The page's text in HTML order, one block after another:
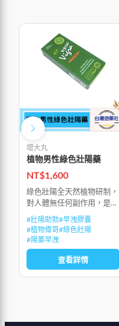
增大丸
植物男性綠色壯陽藥
NT$1,600
綠色壯陽全天然植物研制，
對人體無任何副作用，是男
士的壯陽助勃，治早洩的綠
色產品，有效地治療陽萎和
早洩。植物產品如豔紫鉚作
用更溫和、安全，可以作為
更好的治療選
#壯陽助勃#早洩膠囊
#植物偉哥#綠色壯陽
#陽萎早洩
查看詳情